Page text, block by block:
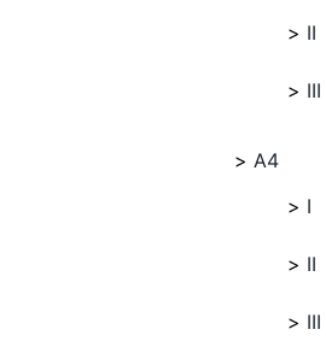
II
III
A4
I
II
III